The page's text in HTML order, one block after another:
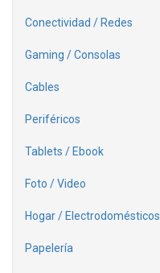
Conectividad / Redes
Gaming / Consolas
Cables
Periféricos
Tablets / Ebook
Foto / Video
Hogar / Electrodomésticos
Papelería